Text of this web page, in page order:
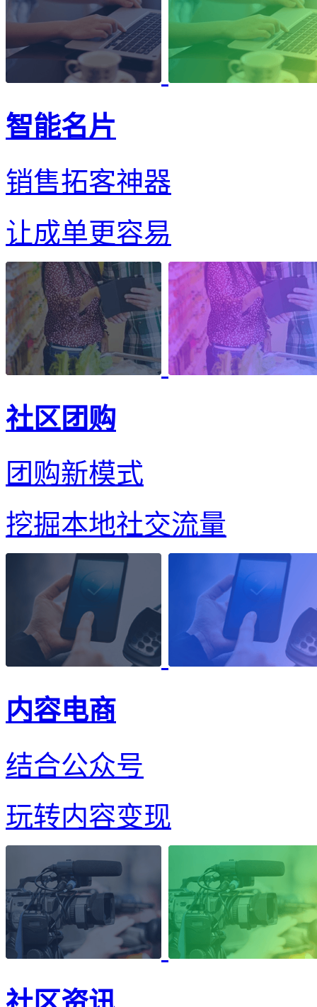
智能名片
销售拓客神器
让成单更容易
社区团购
团购新模式
挖掘本地社交流量
内容电商
结合公众号
玩转内容变现